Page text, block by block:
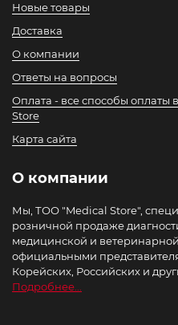
Новые товары
Доставка
О компании
Ответы на вопросы
Оплата - все способы оплаты
Store
Карта сайта
О компании
Мы, ТОО "Medical Store",
розничной продаже
медицинской и
официальными
Корейских, Российских и
Подробнее...